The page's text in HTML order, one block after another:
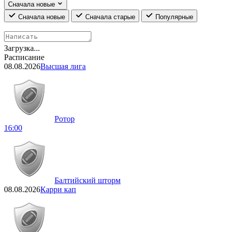
Сначала новые
Сначала новые
Сначала старые Популярные
Загрузка...
Расписание
08.08.2026Высшая лига
Ротор
16:00
Балтийский шторм
08.08.2026Карри кап